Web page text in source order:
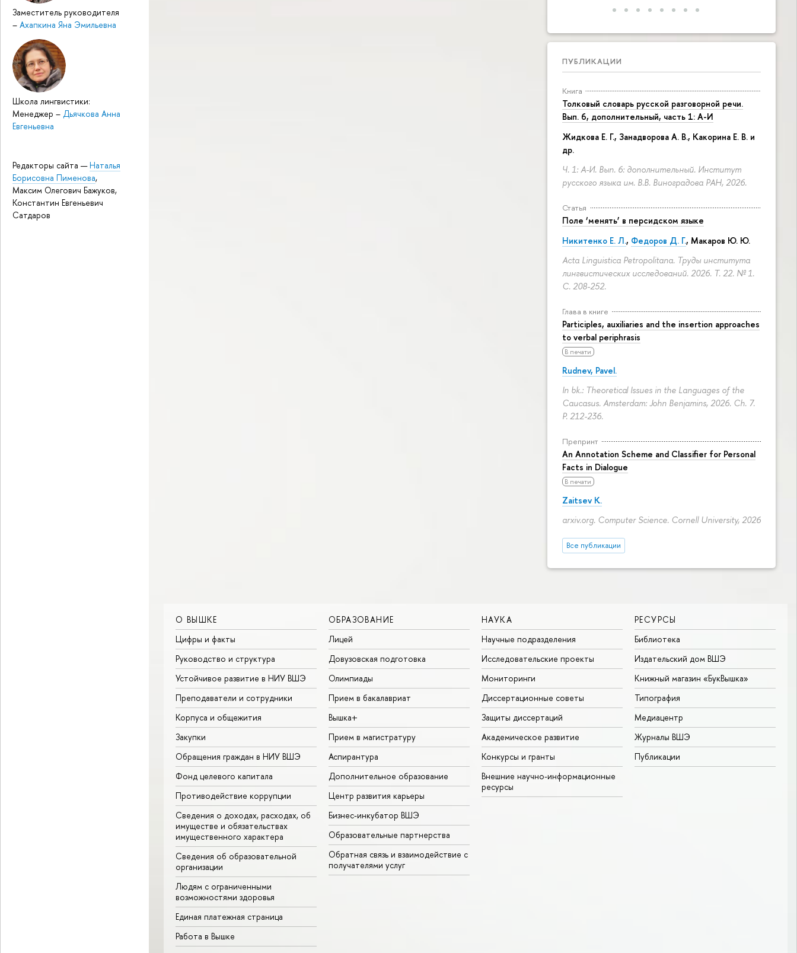
Заместитель руководителя
– Ахапкина Яна Эмильевна
Школа лингвистики:
Менеджер – Дьячкова Анна
Евгеньевна
Редакторы сайта —Наталья
Борисовна Пименова,
Максим Олегович Бажуков,
Константин Евгеньевич
Сатдаров
ПУБЛИКАЦИИ
Книга
Толковый словарь русской разговорной речи.
Вып. 6, дополнительный, часть 1: А-И
Жидкова Е. Г., Занадворова А. В., Какорина Е. В. и
др.
Ч. 1: А-И. Вып. 6: дополнительный. Институт
русского языка им. В.В. Виноградова РАН, 2026.
Статья
Поле ‘менять’ в персидском языке
Никитенко Е. Л., Федоров Д. Г., Макаров Ю. Ю.
Acta Linguistica Petropolitana. Труды института
лингвистических исследований. 2026. Т. 22. № 1.
С. 208-252.
Глава в книге
Participles, auxiliaries and the insertion approaches
to verbal periphrasis
В печати
Rudnev, Pavel.
In bk.: Theoretical Issues in the Languages of the
Caucasus. Amsterdam: John Benjamins, 2026. Ch. 7.
P. 212-236.
Препринт
An Annotation Scheme and Classifier for Personal
Facts in Dialogue
В печати
Zaitsev K.
arxiv.org. Computer Science. Cornell University, 2026
Все публикации
О ВЫШКЕ
Цифры и факты
Руководство и структура
Устойчивое развитие в НИУ ВШЭ
Преподаватели и сотрудники
Корпуса и общежития
Закупки
Обращения граждан в НИУ ВШЭ
Фонд целевого капитала
Противодействие коррупции
Сведения о доходах, расходах, об
имуществе и обязательствах
имущественного характера
Сведения об образовательной
организации
Людям с ограниченными
возможностями здоровья
Единая платежная страница
Работа в Вышке
ОБРАЗОВАНИЕ
Лицей
Довузовская подготовка
Олимпиады
Прием в бакалавриат
Вышка+
Прием в магистратуру
Аспирантура
Дополнительное образование
Центр развития карьеры
Бизнес-инкубатор ВШЭ
Образовательные партнерства
Обратная связь и взаимодействие с
получателями услуг
НАУКА
Научные подразделения
Исследовательские проекты
Мониторинги
Диссертационные советы
Защиты диссертаций
Академическое развитие
Конкурсы и гранты
Внешние научно-информационные
ресурсы
РЕСУРСЫ
Библиотека
Издательский дом ВШЭ
Книжный магазин «БукВышка»
Типография
Медиацентр
Журналы ВШЭ
Публикации